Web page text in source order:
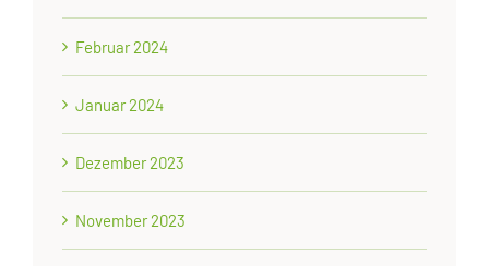
Februar 2024
Januar 2024
Dezember 2023
November 2023